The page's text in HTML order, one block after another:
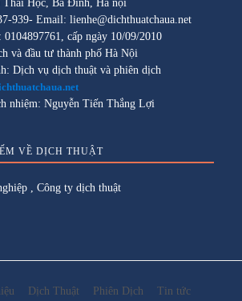
Học, Ba Đình, Hà nội
939- Email: lienhe@dichthuatchaua.net
cấp ngày 10/09/2010
và đầu tư thành phố Hà Nội
Dịch vụ dịch thuật và phiên dịch
nhiệm: Nguyễn Tiến Thắng Lợi
VỀ DỊCH THUẬT
, Công ty dịch thuật
Dịch Thuật Phiên Dịch Tin tức